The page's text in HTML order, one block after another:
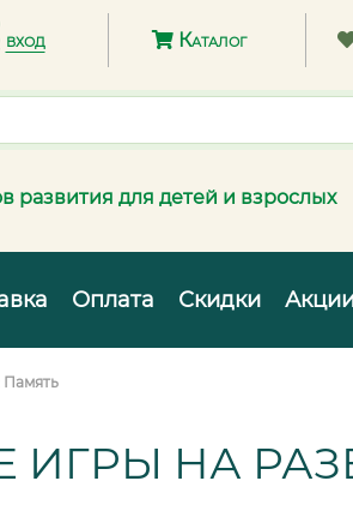
вход Каталог
развития для детей и взрослых
Оплата Скидки
Память
ИГРЫ НА